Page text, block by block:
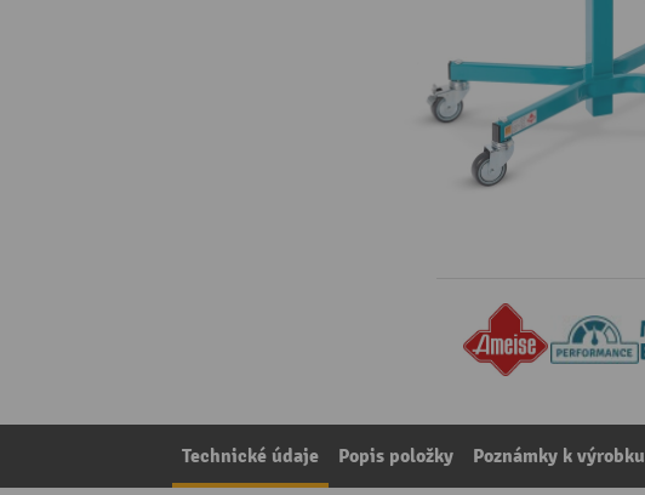
Technické údaje Popis položky Poznámky k výrobku